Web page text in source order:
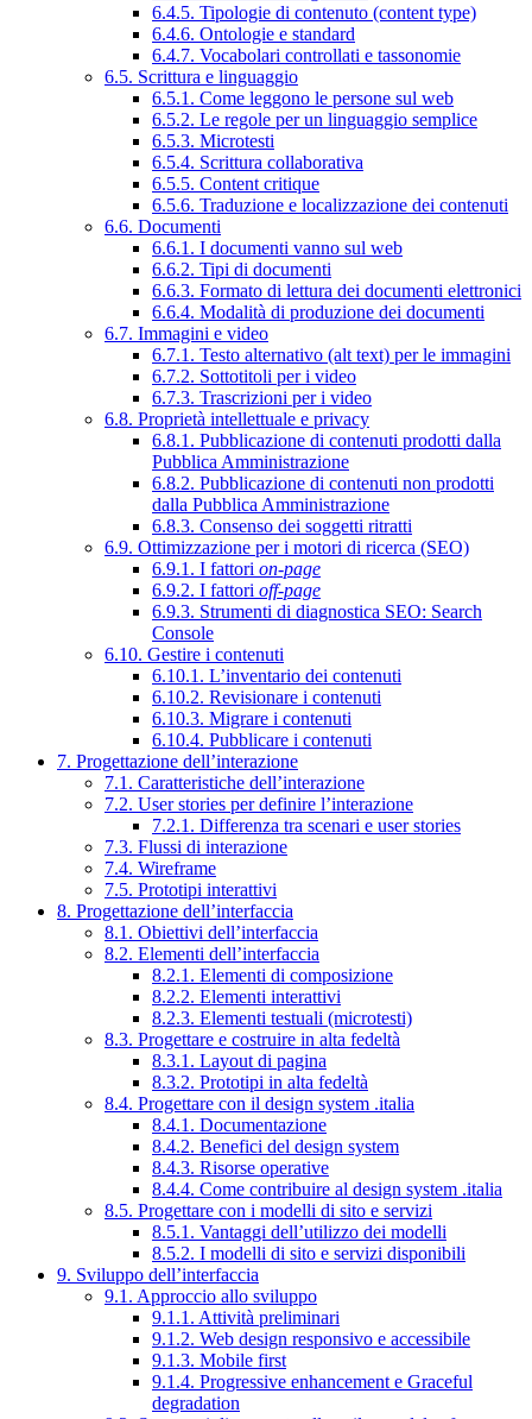
6.4.5. Tipologie di contenuto (content type)
6.4.6. Ontologie e standard
6.4.7. Vocabolari controllati e tassonomie
6.5. Scrittura e linguaggio
6.5.1. Come leggono le persone sul web
6.5.2. Le regole per un linguaggio semplice
6.5.3. Microtesti
6.5.4. Scrittura collaborativa
6.5.5. Content critique
6.5.6. Traduzione e localizzazione dei contenuti
6.6. Documenti
6.6.1. I documenti vanno sul web
6.6.2. Tipi di documenti
6.6.3. Formato di lettura dei documenti elettronici
6.6.4. Modalità di produzione dei documenti
6.7. Immagini e video
6.7.1. Testo alternativo (alt text) per le immagini
6.7.2. Sottotitoli per i video
6.7.3. Trascrizioni per i video
6.8. Proprietà intellettuale e privacy
6.8.1. Pubblicazione di contenuti prodotti dalla
Pubblica Amministrazione
6.8.2. Pubblicazione di contenuti non prodotti
dalla Pubblica Amministrazione
6.8.3. Consenso dei soggetti ritratti
6.9. Ottimizzazione per i motori di ricerca (SEO)
6.9.1. I fattori on-page
6.9.2. I fattori off-page
6.9.3. Strumenti di diagnostica SEO: Search
Console
6.10. Gestire i contenuti
6.10.1. L’inventario dei contenuti
6.10.2. Revisionare i contenuti
6.10.3. Migrare i contenuti
6.10.4. Pubblicare i contenuti
7. Progettazione dell’interazione
7.1. Caratteristiche dell’interazione
7.2. User stories per definire l’interazione
7.2.1. Differenza tra scenari e user stories
7.3. Flussi di interazione
7.4. Wireframe
7.5. Prototipi interattivi
8. Progettazione dell’interfaccia
8.1. Obiettivi dell’interfaccia
8.2. Elementi dell’interfaccia
8.2.1. Elementi di composizione
8.2.2. Elementi interattivi
8.2.3. Elementi testuali (microtesti)
8.3. Progettare e costruire in alta fedeltà
8.3.1. Layout di pagina
8.3.2. Prototipi in alta fedeltà
8.4. Progettare con il design system .italia
8.4.1. Documentazione
8.4.2. Benefici del design system
8.4.3. Risorse operative
8.4.4. Come contribuire al design system .italia
8.5. Progettare con i modelli di sito e servizi
8.5.1. Vantaggi dell’utilizzo dei modelli
8.5.2. I modelli di sito e servizi disponibili
9. Sviluppo dell’interfaccia
9.1. Approccio allo sviluppo
9.1.1. Attività preliminari
9.1.2. Web design responsivo e accessibile
9.1.3. Mobile first
9.1.4. Progressive enhancement e Graceful
degradation